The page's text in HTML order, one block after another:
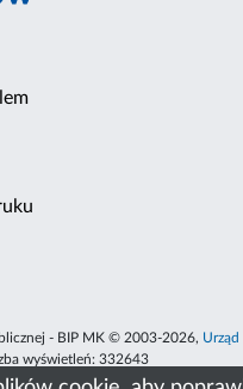
- BIP MK © 2003-2026,
wyświetleń: 332643